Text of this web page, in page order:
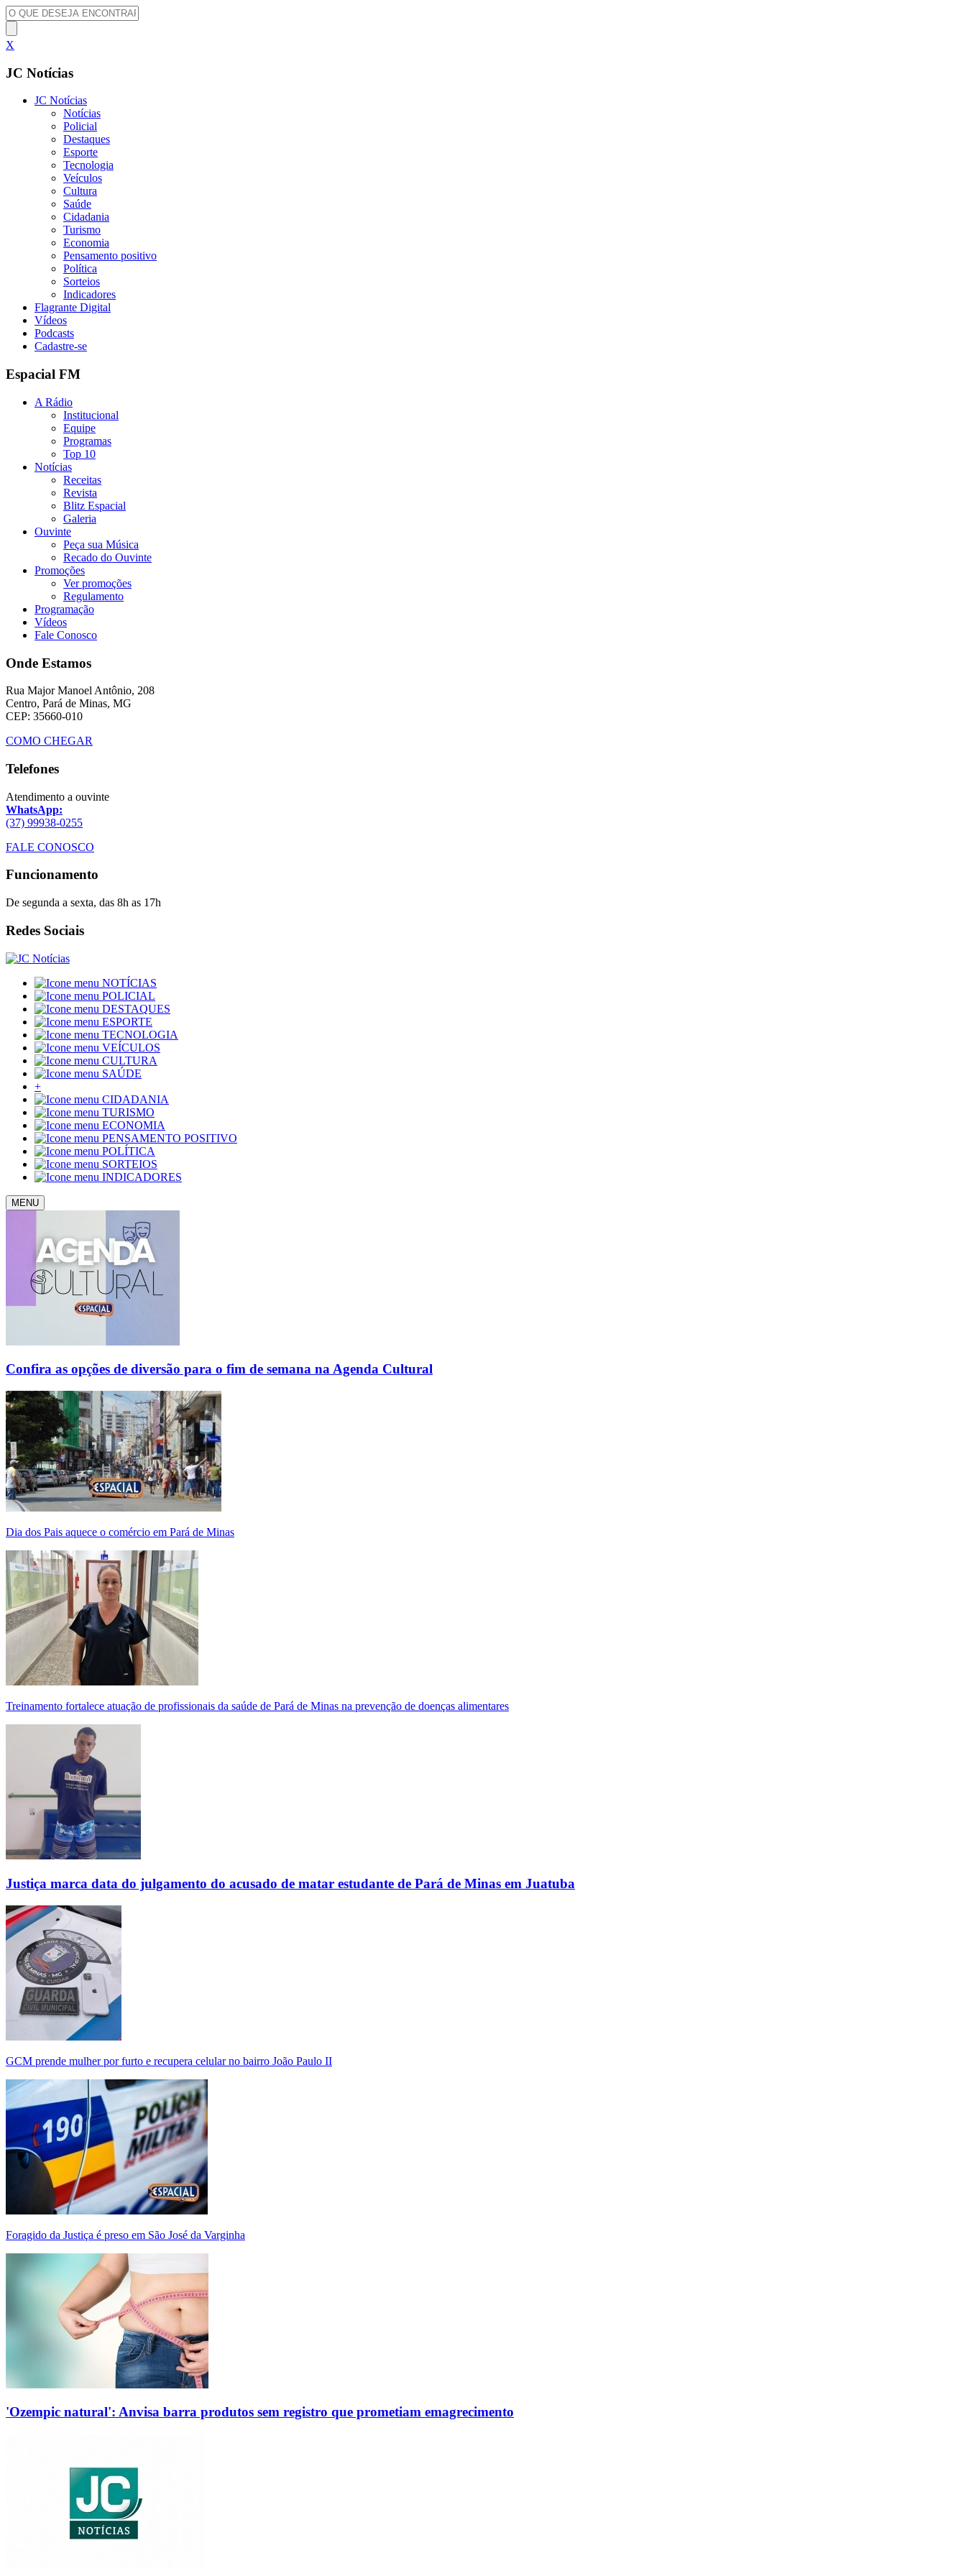
X
JC Notícias
JC Notícias
Notícias
Policial
Destaques
Esporte
Tecnologia
Veículos
Cultura
Saúde
Cidadania
Turismo
Economia
Pensamento positivo
Política
Sorteios
Indicadores
Flagrante Digital
Vídeos
Podcasts
Cadastre-se
Espacial FM
A Rádio
Institucional
Equipe
Programas
Top 10
Notícias
Receitas
Revista
Blitz Espacial
Galeria
Ouvinte
Peça sua Música
Recado do Ouvinte
Promoções
Ver promoções
Regulamento
Programação
Vídeos
Fale Conosco
Onde Estamos
Rua Major Manoel Antônio, 208
Centro, Pará de Minas, MG
CEP: 35660-010
COMO CHEGAR
Telefones
Atendimento a ouvinte
WhatsApp:
(37) 99938-0255
FALE CONOSCO
Funcionamento
De segunda a sexta, das 8h as 17h
Redes Sociais
NOTÍCIAS
POLICIAL
DESTAQUES
ESPORTE
TECNOLOGIA
VEÍCULOS
CULTURA
SAÚDE
+
CIDADANIA
TURISMO
ECONOMIA
PENSAMENTO POSITIVO
POLÍTICA
SORTEIOS
INDICADORES
MENU
Confira as opções de diversão para o fim de semana na Agenda Cultural
Dia dos Pais aquece o comércio em Pará de Minas
Treinamento fortalece atuação de profissionais da saúde de Pará de Minas na prevenção de doenças alimentares
Justiça marca data do julgamento do acusado de matar estudante de Pará de Minas em Juatuba
GCM prende mulher por furto e recupera celular no bairro João Paulo II
Foragido da Justiça é preso em São José da Varginha
'Ozempic natural': Anvisa barra produtos sem registro que prometiam emagrecimento